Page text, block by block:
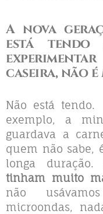
A nova
está tendo
caseira, não é
Não está
exemplo, a
guardava a
quem não sabe,
longa duração.
tinham muito
não
microondas,